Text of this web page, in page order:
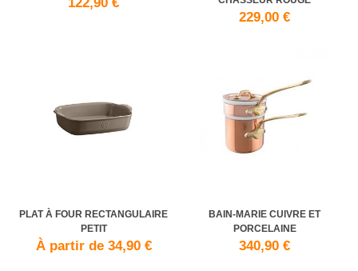
229,00 €
PLAT À FOUR RECTANGULAIRE
PETIT
À partir de 34,90 €
BAIN-MARIE CUIVRE ET
PORCELAINE
340,90 €